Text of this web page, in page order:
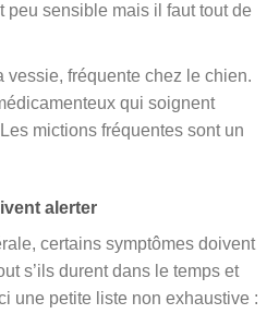
peu sensible mais il faut tout de
vessie, fréquente chez le chien.
qui soignent
mictions fréquentes sont un
alerter
certains symptômes doivent
s’ils durent dans le temps et
une petite liste non exhaustive :